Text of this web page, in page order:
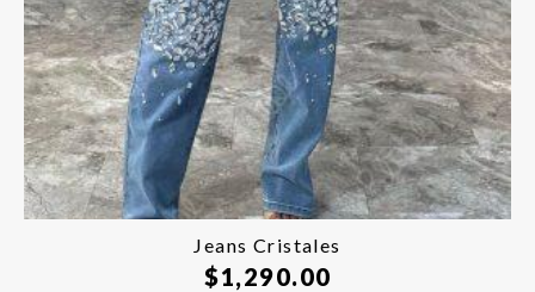
Jeans Cristales
$1,290.00